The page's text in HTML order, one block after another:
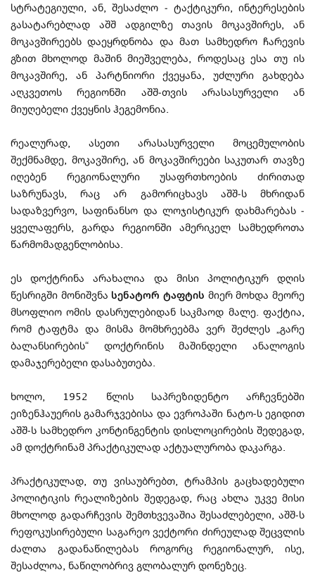
სტრატეგიული, ან, შესაძლო - ტაქტიკური, ინტერესების
გასატარებლად აშშ ადგილზე თავის მოკავშირეს, ან
მოკავშირეებს დაეყრდნობა და მათ სამხედრო ჩარევის
გზით მხოლოდ მაშინ მიეშველება, როდესაც ესა თუ ის
მოკავშირე, ან პარტნიორი ქვეყანა, უძლური გახდება
აღკვეთოს რეგიონში აშშ-თვის არასასურველი ან
მიუღებელი ქვეყნის ჰეგემონია.
რეალურად, ასეთი არასასურველი მოცემულობის
შექმნამდე, მოკავშირე, ან მოკავშირეები საკუთარ თავზე
იღებენ რეგიონალური უსაფრთხოების ძირითად
საზრუნავს, რაც არ გამორიცხავს აშშ-ს მხრიდან
სადაზვერვო, საფინანსო და ლოჯისტიკურ დახმარებას -
ყველაფერს, გარდა რეგიონში ამერიკელ სამხედროთა
წარმომადგენლობისა.
ეს დოქტრინა არახალია და მისი პოლიტიკურ დღის
წესრიგში მონიშვნა სენატორ ტაფტის მიერ მოხდა მეორე
მსოფლიო ომის დასრულებიდან საკმაოდ მალე. ფაქტია,
რომ ტაფტმა და მისმა მომხრეებმა ვერ შეძლეს „გარე
ბალანსირების“ დოქტრინის მაშინდელი ანალოგის
დამაჯერებელი დასაბუთება.
ხოლო, 1952 წლის საპრეზიდენტო არჩევნებში
ეიზენჰაუერის გამარჯვებისა და ევროპაში ნატო-ს ეგიდით
აშშ-ს სამხედრო კონტინგენტის დისლოცირების შედეგად,
ამ დოქტრინამ პრაქტიკულად აქტუალურობა დაკარგა.
პრაქტიკულად, თუ ვისაუბრებთ, ტრამპის გაცხადებული
პოლიტიკის რეალიზების შედეგად, რაც ახლა უკვე მისი
მხოლოდ გადარჩევის შემთხვევაშია შესაძლებელი, აშშ-ს
რეფოკუსირებული საგარეო ვექტორი ძირეულად შეცვლის
ძალთა გადანაწილებას როგორც რეგიონალურ, ისე,
შესაძლოა, ნაწილობრივ გლობალურ დონეზეც.